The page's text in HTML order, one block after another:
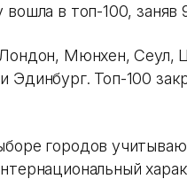
вошла в топ-100, заняв
Мюнхен, Сеул,
Эдинбург. Топ-100
городов